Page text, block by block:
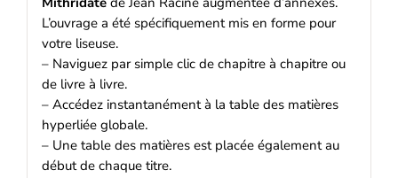
L’ouvrage a été spécifiquement mis en forme pour
votre liseuse.
– Naviguez par simple clic de chapitre à chapitre ou
de livre à livre.
– Accédez instantanément à la table des matières
hyperliée globale.
– Une table des matières est placée également au
début de chaque titre.